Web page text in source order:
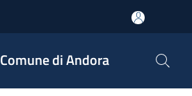
Comune di Andora